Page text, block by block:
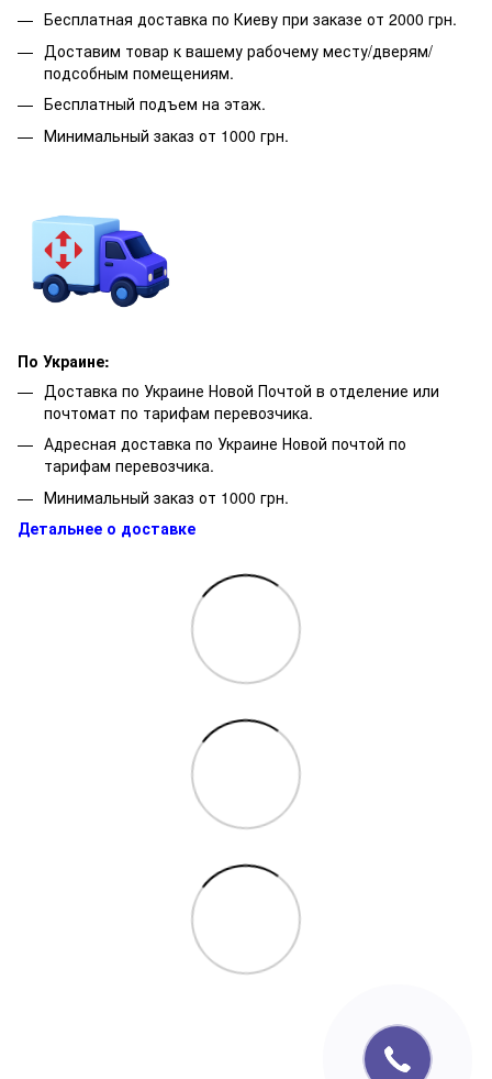
Бесплатная доставка по Киеву при заказе от 2000 грн.
Доставим товар к вашему рабочему месту/дверям/
подсобным помещениям.
Бесплатный подъем на этаж.
Минимальный заказ от 1000 грн.
По Украине:
Доставка по Украине Новой Почтой в отделение или
почтомат по тарифам перевозчика.
Адресная доставка по Украине Новой почтой по
тарифам перевозчика.
Минимальный заказ от 1000 грн.
Детальнее о доставке